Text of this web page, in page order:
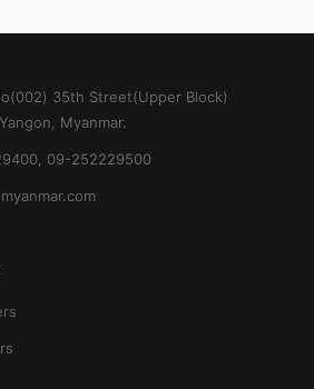
35th Street(Upper Block)
Myanmar.
09-252229500